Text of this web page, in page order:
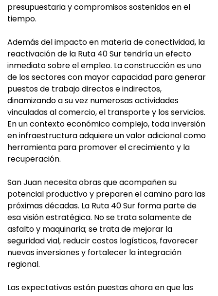
presupuestaria y compromisos sostenidos en el
tiempo.
Además del impacto en materia de conectividad, la
reactivación de la Ruta 40 Sur tendría un efecto
inmediato sobre el empleo. La construcción es uno
de los sectores con mayor capacidad para generar
puestos de trabajo directos e indirectos,
dinamizando a su vez numerosas actividades
vinculadas al comercio, el transporte y los servicios.
En un contexto económico complejo, toda inversión
en infraestructura adquiere un valor adicional como
herramienta para promover el crecimiento y la
recuperación.
San Juan necesita obras que acompañen su
potencial productivo y preparen el camino para las
próximas décadas. La Ruta 40 Sur forma parte de
esa visión estratégica. No se trata solamente de
asfalto y maquinaria; se trata de mejorar la
seguridad vial, reducir costos logísticos, favorecer
nuevas inversiones y fortalecer la integración
regional.
Las expectativas están puestas ahora en que las